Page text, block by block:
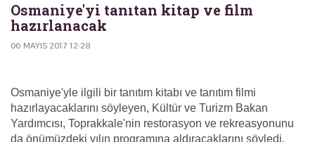
Osmaniye'yi tanıtan kitap ve film
hazırlanacak
06 MAYIS 2017 12:28
Osmaniye'yle ilgili bir tanıtım kitabı ve tanıtım filmi
hazırlayacaklarını söyleyen, Kültür ve Turizm Bakan
Yardımcısı, Toprakkale'nin restorasyon ve rekreasyonunu
da önümüzdeki yılın programına aldıracaklarını söyledi.